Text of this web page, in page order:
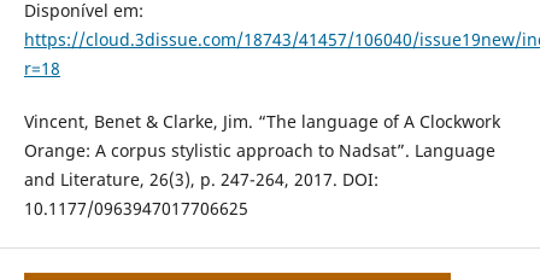
Disponível em:
https://cloud.3dissue.com/18743/41457/106040/issue19new/
r=18
Vincent, Benet & Clarke, Jim. “The language of A Clockwork
Orange: A corpus stylistic approach to Nadsat”. Language
and Literature, 26(3), p. 247-264, 2017. DOI:
10.1177/0963947017706625